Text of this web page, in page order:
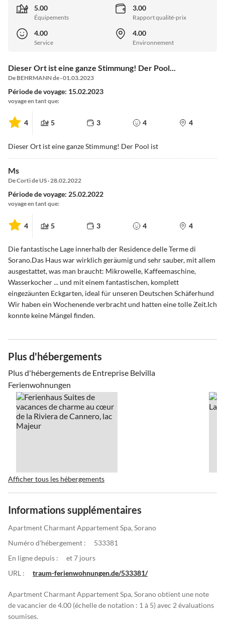
5.00
Équipements
3.00
Rapport qualité-prix
4.00
Service
4.00
Environnement
Dieser Ort ist eine ganze Stimmung! Der Pool...
De BEHRMANN de · 01.03.2023
Période de voyage: 15.02.2023
voyage en tant que:
4 5 3 4 4
Dieser Ort ist eine ganze Stimmung! Der Pool ist
Ms
De Corti de US · 28.02.2022
Période de voyage: 25.02.2022
voyage en tant que:
4 5 3 4 4
Die fantastische Lage innerhalb der Residence delle Terme di
Sorano.Das Haus war wirklich geräumig und sehr sauber, mit allem
ausgestattet, was man braucht: Mikrowelle, Kaffeemaschine,
Wasserkocher ... und mit einem fantastischen, komplett
eingezäunten Eckgarten, ideal für unseren Deutschen Schäferhund
Wir haben ein Wochenende verbracht und hatten eine tolle Zeit.Ich
konnte keine Mängel finden.
Plus d'hébergements
Plus d'hébergements de Entreprise Belvilla
Ferienwohnungen
Afficher tous les hébergements
Informations supplémentaires
Apartment Charmant Appartement Spa, Sorano
Numéro d'hébergement :
533381
En ligne depuis :
et 7 jours
URL :
traum-ferienwohnungen.de/533381/
Apartment Charmant Appartement Spa, Sorano obtient une note
de vacancier de 4.00 (échelle de notation : 1 à 5) avec 2 évaluations
soumises.